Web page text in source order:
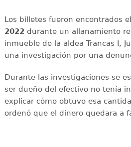
Los billetes fueron encontrados el
2022durante un allanamiento
inmueble de la aldea Trancas I,
una investigación por una
Durante las investigaciones se
ser dueño del efectivo no tenía
explicar cómo obtuvo esa
ordenó que el dinero quedara a